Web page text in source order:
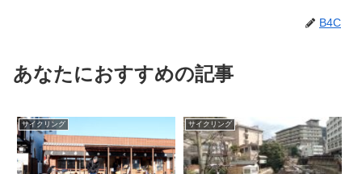
B4C
あなたにおすすめの記事
サイクリング サイクリング